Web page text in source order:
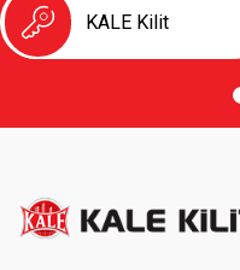
KALE Kilit